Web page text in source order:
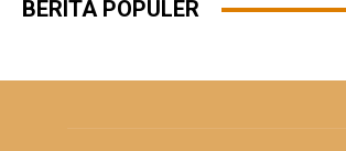
BERITA POPULER